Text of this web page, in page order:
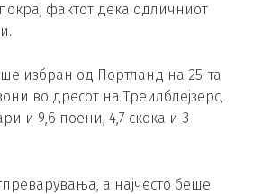
фактот дека одличниот
избран од Портланд на 25-та
во дресот на Треилблејзерс,
и 9,6 поени, 4,7 скока и 3
а најчесто беше